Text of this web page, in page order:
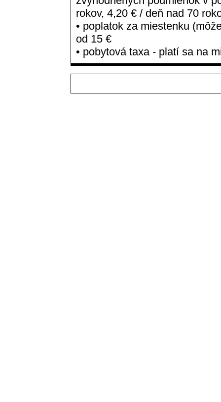
rokov, 4,20 € / deň nad 70
• poplatok za miestenku
od 15 €
• pobytová taxa - platí sa na